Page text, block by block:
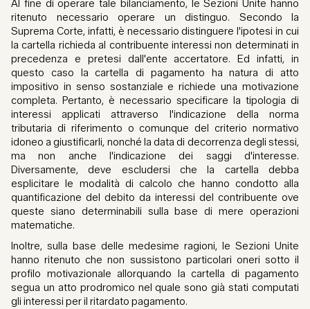
Al fine di operare tale bilanciamento, le Sezioni Unite hanno
ritenuto necessario operare un distinguo. Secondo la
Suprema Corte, infatti, è necessario distinguere l'ipotesi in cui
la cartella richieda al contribuente interessi non determinati in
precedenza e pretesi dall'ente accertatore. Ed infatti, in
questo caso la cartella di pagamento ha natura di atto
impositivo in senso sostanziale e richiede una motivazione
completa. Pertanto, è necessario specificare la tipologia di
interessi applicati attraverso l'indicazione della norma
tributaria di riferimento o comunque del criterio normativo
idoneo a giustificarli, nonché la data di decorrenza degli stessi,
ma non anche l'indicazione dei saggi d'interesse.
Diversamente, deve escludersi che la cartella debba
esplicitare le modalità di calcolo che hanno condotto alla
quantificazione del debito da interessi del contribuente ove
queste siano determinabili sulla base di mere operazioni
matematiche.
Inoltre, sulla base delle medesime ragioni, le Sezioni Unite
hanno ritenuto che non sussistono particolari oneri sotto il
profilo motivazionale allorquando la cartella di pagamento
segua un atto prodromico nel quale sono già stati computati
gli interessi per il ritardato pagamento.